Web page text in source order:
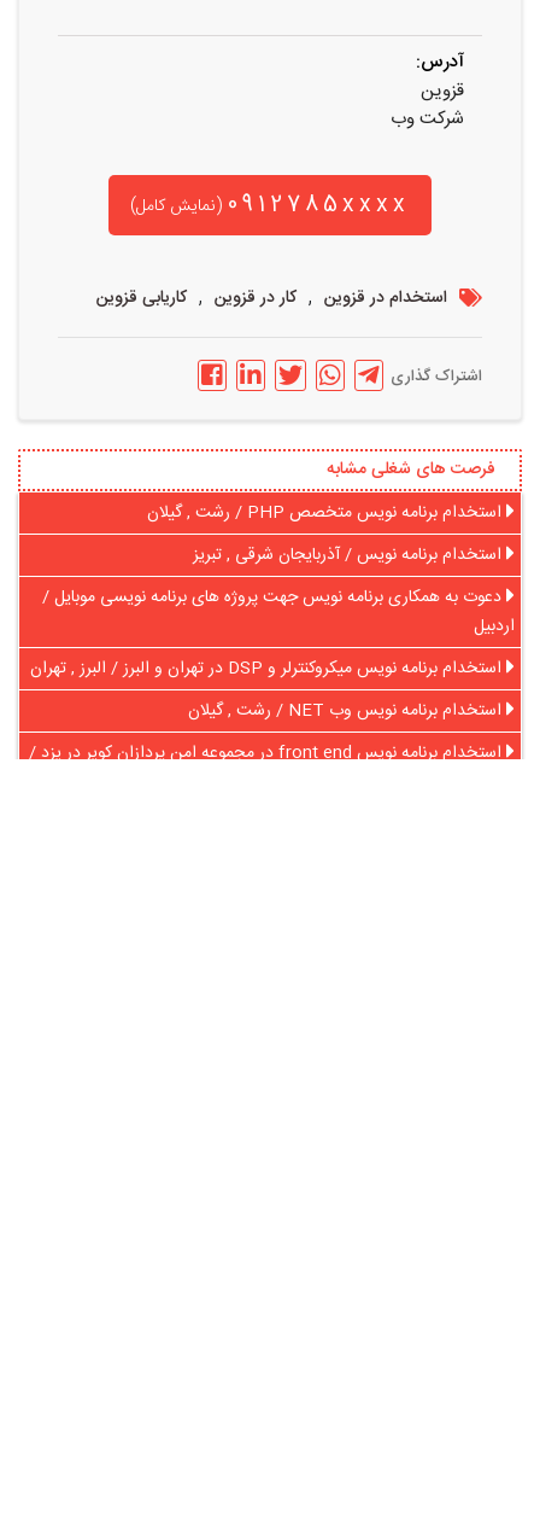
آدرس:
قزوین
شرکت وب
0912785xxxx (نمایش کامل)
استخدام در قزوین , کار در قزوین , کاریابی قزوین
اشتراک گذاری
فرصت های شغلی مشابه
استخدام برنامه نویس متخصص PHP / رشت , گیلان
استخدام برنامه نویس / آذربایجان شرقی , تبریز
دعوت به همکاری برنامه نویس جهت پروژه های برنامه نویسی موبایل /
اردبیل
استخدام برنامه ­نویس میکروکنترلر و DSP در تهران و البرز / البرز , تهران
استخدام برنامه نویس وب NET / رشت , گیلان
استخدام برنامه نویس front end در مجموعه امن پردازان کویر در یزد /